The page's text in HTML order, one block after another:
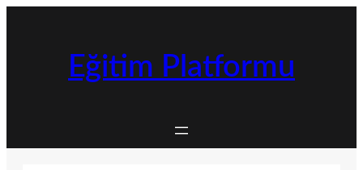
Eğitim Platformu